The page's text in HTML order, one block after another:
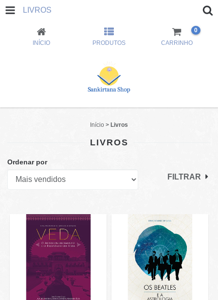
LIVROS
INÍCIO PRODUTOS CARRINHO
0
Início > Livros
LIVROS
Ordenar por
FILTRAR